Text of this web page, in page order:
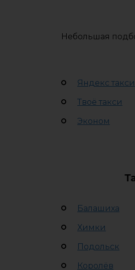
Небольшая
Яндекс такси
Твоё такси
Эконом
Балашиха
Химки
Подольск
Королёв